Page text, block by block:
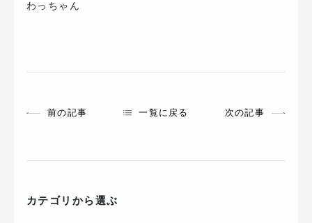
わっちゃん
前の記事 一覧に戻る 次の記事
カテゴリから選ぶ